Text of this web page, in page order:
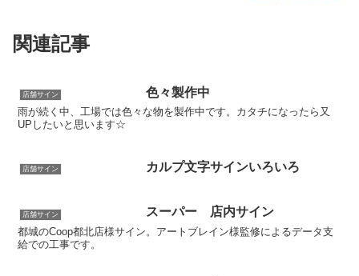
関連記事
店舗サイン 色々製作中
雨が続く中、工場では色々な物を製作中です。カタチになったら又
UPしたいと思います☆
店舗サイン カルプ文字サインいろいろ
店舗サイン スーパー 店内サイン
都城のCoop都北店様サイン。アートブレイン様監修によるデータ支
給での工事です。